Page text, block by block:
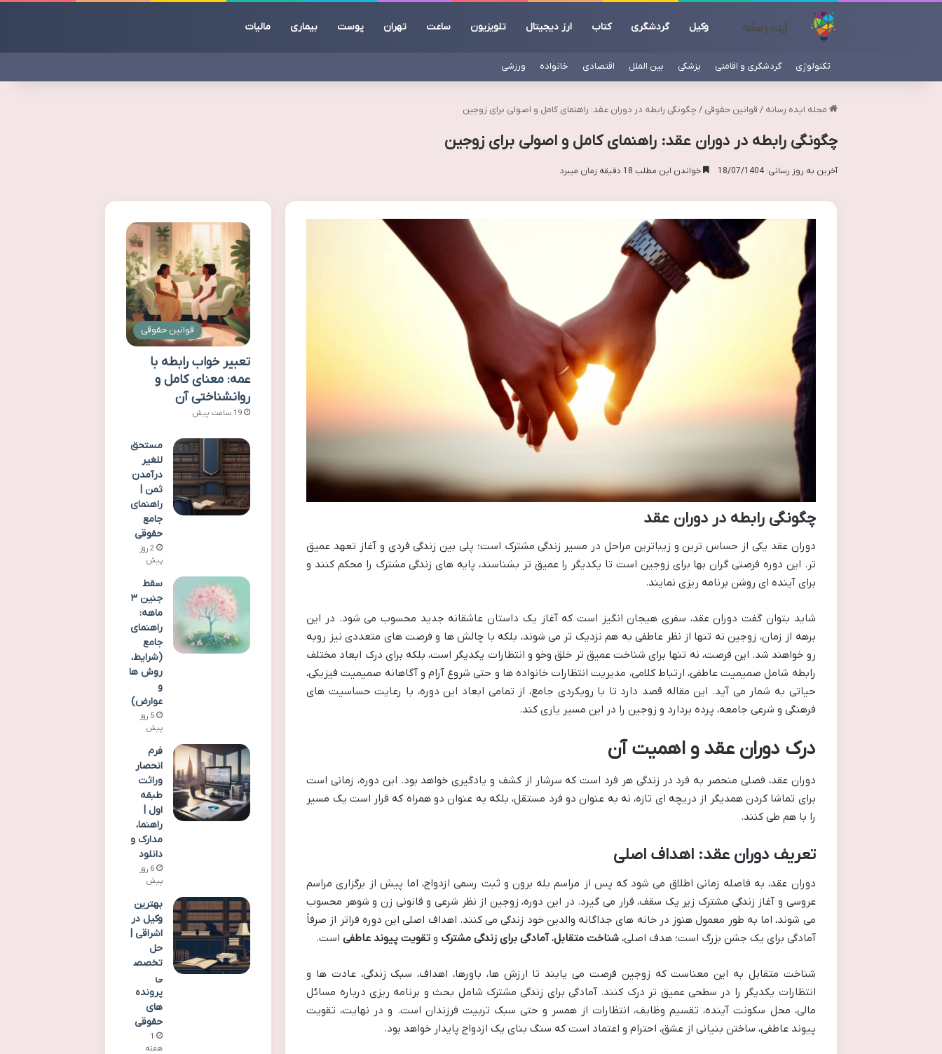
وکیل گردشگری کتاب ارز دیجیتال تلویزیون ساعت تهران پوست بیماری مالیات
تکنولوژی گردشگری و اقامتی پزشکی بین الملل اقتصادی خانواده ورزشی
مجله ایده رسانه / قوانین حقوقی / چگونگی رابطه در دوران عقد: راهنمای کامل و اصولی برای زوجین
چگونگی رابطه در دوران عقد: راهنمای کامل و اصولی برای زوجین
آخرین به روز رسانی: 18/07/1404 خواندن این مطلب 18 دقیقه زمان میبرد
چگونگی رابطه در دوران عقد
دوران عقد یکی از حساس ترین و زیباترین مراحل در مسیر زندگی مشترک است؛ پلی بین زندگی فردی و آغاز تعهد عمیق
تر. این دوره فرصتی گران بها برای زوجین است تا یکدیگر را عمیق تر بشناسند، پایه های زندگی مشترک را محکم کنند و
برای آینده ای روشن برنامه ریزی نمایند.
شاید بتوان گفت دوران عقد، سفری هیجان انگیز است که آغاز یک داستان عاشقانه جدید محسوب می شود. در این
برهه از زمان، زوجین نه تنها از نظر عاطفی به هم نزدیک تر می شوند، بلکه با چالش ها و فرصت های متعددی نیز روبه
رو خواهند شد. این فرصت، نه تنها برای شناخت عمیق تر خلق وخو و انتظارات یکدیگر است، بلکه برای درک ابعاد مختلف
رابطه شامل صمیمیت عاطفی، ارتباط کلامی، مدیریت انتظارات خانواده ها و حتی شروع آرام و آگاهانه صمیمیت فیزیکی،
حیاتی به شمار می آید. این مقاله قصد دارد تا با رویکردی جامع، از تمامی ابعاد این دوره، با رعایت حساسیت های
فرهنگی و شرعی جامعه، پرده بردارد و زوجین را در این مسیر یاری کند.
درک دوران عقد و اهمیت آن
دوران عقد، فصلی منحصر به فرد در زندگی هر فرد است که سرشار از کشف و یادگیری خواهد بود. این دوره، زمانی است
برای تماشا کردن همدیگر از دریچه ای تازه، نه به عنوان دو فرد مستقل، بلکه به عنوان دو همراه که قرار است یک مسیر
را با هم طی کنند.
تعریف دوران عقد: اهداف اصلی
دوران عقد، به فاصله زمانی اطلاق می شود که پس از مراسم بله برون و ثبت رسمی ازدواج، اما پیش از برگزاری مراسم
عروسی و آغاز زندگی مشترک زیر یک سقف، قرار می گیرد. در این دوره، زوجین از نظر شرعی و قانونی زن و شوهر محسوب
می شوند، اما به طور معمول هنوز در خانه های جداگانه والدین خود زندگی می کنند. اهداف اصلی این دوره فراتر از صرفاً
آمادگی برای یک جشن بزرگ است؛ هدف اصلی،شناخت متقابل،آمادگی برای زندگی مشترک وتقویت پیوند عاطفی است.
شناخت متقابل به این معناست که زوجین فرصت می یابند تا ارزش ها، باورها، اهداف، سبک زندگی، عادت ها و
انتظارات یکدیگر را در سطحی عمیق تر درک کنند. آمادگی برای زندگی مشترک شامل بحث و برنامه ریزی درباره مسائل
مالی، محل سکونت آینده، تقسیم وظایف، انتظارات از همسر و حتی سبک تربیت فرزندان است. و در نهایت، تقویت
پیوند عاطفی، ساختن بنیانی از عشق، احترام و اعتماد است که سنگ بنای یک ازدواج پایدار خواهد بود.
قوانین حقوقی
تعبیر خواب رابطه با
عمه: معنای کامل و
روانشناختی آن
19 ساعت پیش
مستحق
للغیر
درآمدن
ثمن |
راهنمای
جامع
حقوقی
2 روز
پیش
سقط
جنین ۳
ماهه:
راهنمای
جامع
(شرایط،
روش ها
و
عوارض)
5 روز
پیش
فرم
انحصار
وراثت
طبقه
اول |
راهنما،
مدارک و
دانلود
6 روز
پیش
بهترین
وکیل در
اشراقی |
حل
تخصص
ی
پرونده
های
حقوقی
1
هفته